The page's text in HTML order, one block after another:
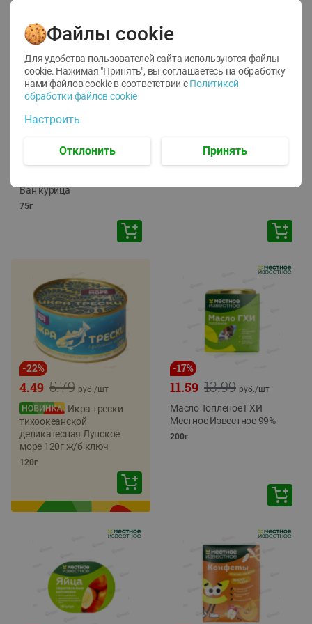
12
1.05 руб./
руб./шт
Корм влаж. для кош. с
Ван курица
75г
ТОФУ Vegetus ТВЕРДЫЙ
-22%
5.79
4.49 руб./шт
Икра трески
тихоокеанской
деликатесная Лунское
море 120г ж/б ключ
120г
-17%
13.99
11.59 руб./шт
Масло Топленое ГХИ
Местное Известное 99%
200г
Файлы cookie
Для удобства пользователей сайта используются файлы
cookie. Нажимая "Принять", вы соглашаетесь на обработку
нами файлов cookie в соответствии с Политикой
обработки файлов cookie
Настроить
Отклонить Принять